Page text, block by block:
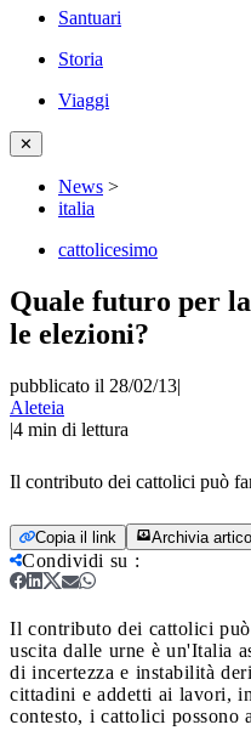
Santuari
Storia
Viaggi
✕
News >
italia
cattolicesimo
Quale futuro per
le elezioni?
pubblicato il 28/02/13|
Aleteia
|4 min di lettura
Il contributo dei cattolici può
Copia il link Archivia
Condividi su :
Il contributo dei cattolici
uscita dalle urne è un'Italia
di incertezza e instabilità
cittadini e addetti ai lavori,
contesto, i cattolici possono